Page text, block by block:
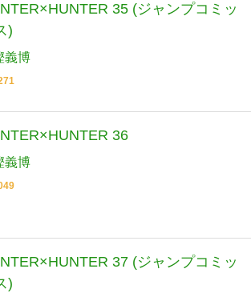
35 (ジャンプコミッ
)
義博
36
義博
37 (ジャンプコミッ
)